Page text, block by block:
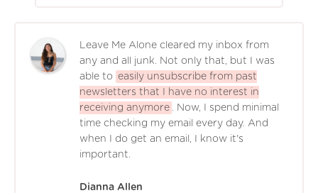
Leave Me Alone cleared my inbox from
any and all junk. Not only that, but I was
able to easily unsubscribe from past
newsletters that I have no interest in
receiving anymore . Now, I spend minimal
time checking my email every day. And
when I do get an email, I know it's
important.
Dianna Allen